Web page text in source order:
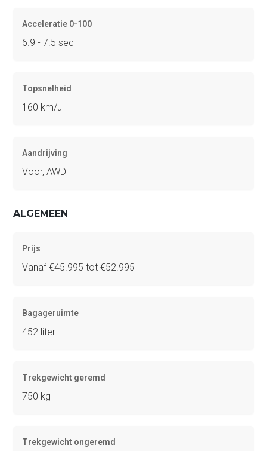
Acceleratie 0-100
6.9 - 7.5 sec
Topsnelheid
160 km/u
Aandrijving
Voor, AWD
ALGEMEEN
Prijs
Vanaf €45.995 tot €52.995
Bagageruimte
452 liter
Trekgewicht geremd
750 kg
Trekgewicht ongeremd